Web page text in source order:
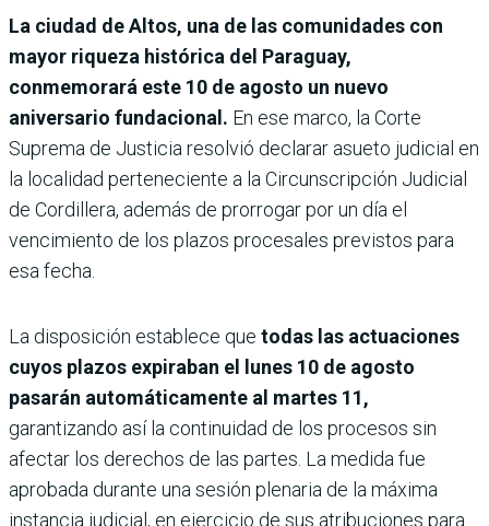
La ciudad de Altos, una de las comunidades con
mayor riqueza histórica del Paraguay,
conmemorará este 10 de agosto un nuevo
aniversario fundacional. En ese marco, la Corte
Suprema de Justicia resolvió declarar asueto judicial en
la localidad perteneciente a la Circunscripción Judicial
de Cordillera, además de prorrogar por un día el
vencimiento de los plazos procesales previstos para
esa fecha.
La disposición establece que todas las actuaciones
cuyos plazos expiraban el lunes 10 de agosto
pasarán automáticamente al martes 11,
garantizando así la continuidad de los procesos sin
afectar los derechos de las partes. La medida fue
aprobada durante una sesión plenaria de la máxima
instancia judicial, en ejercicio de sus atribuciones para